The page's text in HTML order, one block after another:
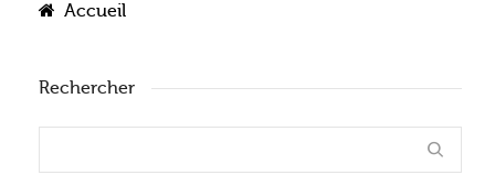
Accueil
Rechercher